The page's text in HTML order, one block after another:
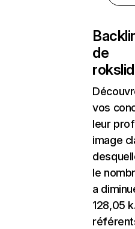
de
vos
leur
image
le
a
128,05